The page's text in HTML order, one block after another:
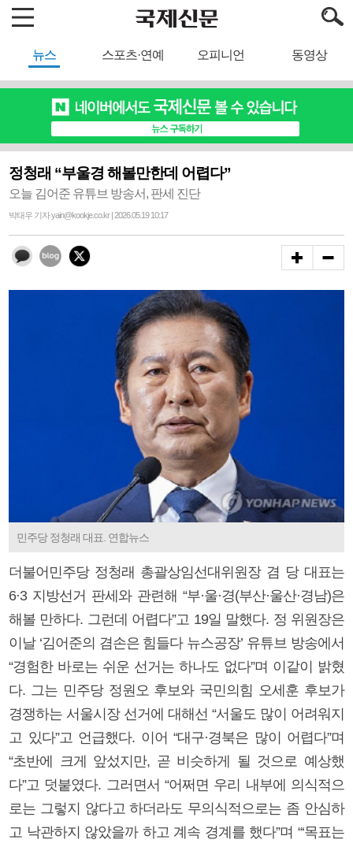
뉴스 스포츠·연예 오피니언 동영상
정청래 “부울경 해볼만한데 어렵다”
오늘 김어준 유튜브 방송서, 판세 진단
박태우 기자 yain@kookje.co.kr | 2026.05.19 10:17
민주당 정청래 대표. 연합뉴스
더불어민주당 정청래 총괄상임선대위원장 겸 당 대표는
6·3 지방선거 판세와 관련해 “부·울·경(부산·울산·경남)은
해볼 만하다. 그런데 어렵다”고 19일 말했다. 정 위원장은
이날 ‘김어준의 겸손은 힘들다 뉴스공장’ 유튜브 방송에서
“경험한 바로는 쉬운 선거는 하나도 없다”며 이같이 밝혔
다. 그는 민주당 정원오 후보와 국민의힘 오세훈 후보가
경쟁하는 서울시장 선거에 대해선 “서울도 많이 어려워지
고 있다”고 언급했다. 이어 “대구·경북은 많이 어렵다”며
“초반에 크게 앞섰지만, 곧 비슷하게 될 것으로 예상했
다”고 덧붙였다. 그러면서 “어쩌면 우리 내부에 의식적으
로는 그렇지 않다고 하더라도 무의식적으로는 좀 안심하
고 낙관하지 않았을까 하고 계속 경계를 했다”며 “‘목표는